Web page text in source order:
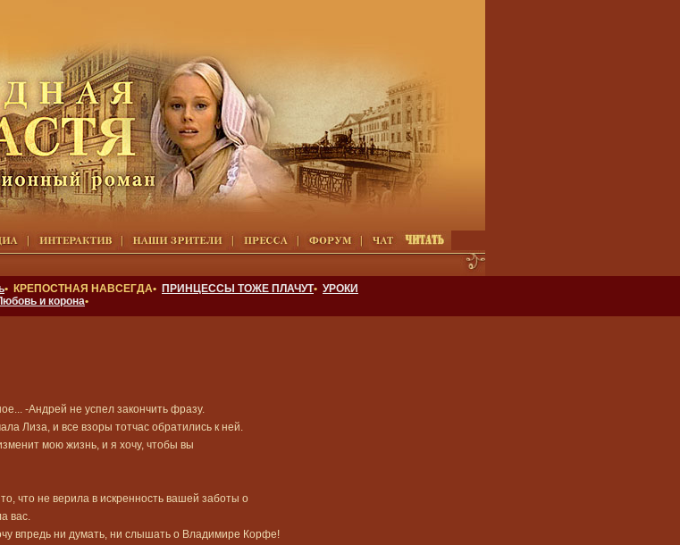
• КРЕПОСТНАЯ НАВСЕГДА• ПРИНЦЕССЫ ТОЖЕ ПЛАЧУТ• УРОКИ
и корона•
-Андрей не успел закончить фразу.
Лиза, и все взоры тотчас обратились к ней.
мою жизнь, и я хочу, чтобы вы
что не верила в искренность вашей заботы о
вас.
впредь ни думать, ни слышать о Владимире Корфе!